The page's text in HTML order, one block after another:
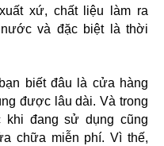
xứ, chất liệu làm ra
và đặc biệt là thời
biết đâu là cửa hàng
được lâu dài. Và trong
đang sử dụng cũng